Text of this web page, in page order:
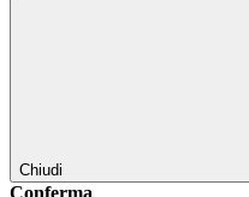
Chiudi